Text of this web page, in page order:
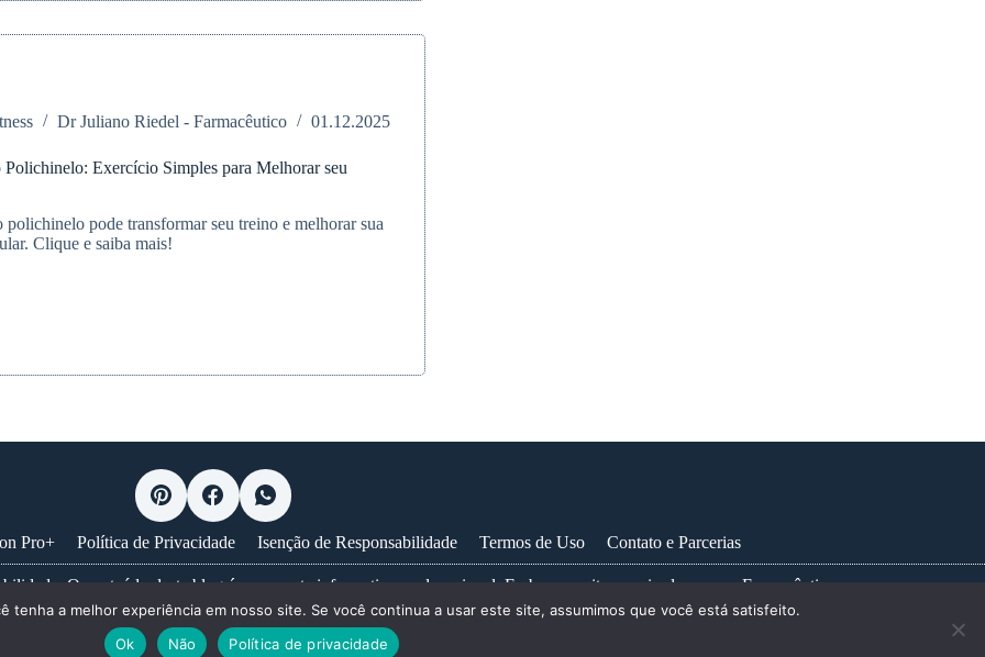
Dr Juliano Riedel - Farmacêutico 01.12.2025
Exercício Simples para Melhorar seu
polichinelo pode transformar seu treino e melhorar sua
Clique e saiba mais!
Pro+ Política de Privacidade Isenção de Responsabilidade Termos de Uso Contato e Parcerias
O conteúdo deste blog é puramente informativo e educacional. Embora escrito e revisado por um Farmacêutico, as
diagnóstico ou tratamento médico profissional. Nunca ignore um conselho médico ou adie a busca por um, devido a
consulte sempre um profissional de saúde habilitado.Saiba mais...
tenha a melhor experiência em nosso site. Se você continua a usar este site, assumimos que você está satisfeito.
Ok
Não Política de privacidade